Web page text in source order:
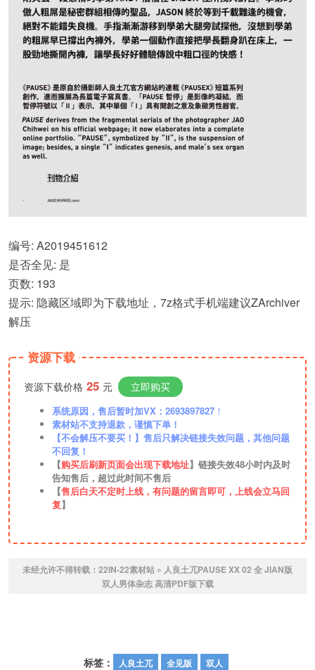
编号: A2019451612
是否全见: 是
页数: 193
提示: 隐藏区域即为下载地址，7z格式手机端建议ZArchiver
解压
资源下载
资源下载价格 25 元 立即购买
系统原因，售后暂时加VX：2693897827 ！
素材站不支持退款，谨慎下单！
【不会解压不要买！】售后只解决链接失效问题，其他问题
不回复！
【购买后刷新页面会出现下载地址】链接失效48小时内及时
告知售后，超过此时间不售后
【售后白天不定时上线，有问题的留言即可，上线会立马回
复】
未经允许不得转载： 22IN-22素材站 » 人良土兀PAUSE XX 02 全 JIAN版
双人男体杂志 高清PDF版下载
标签： 人良土兀 全见版 双人